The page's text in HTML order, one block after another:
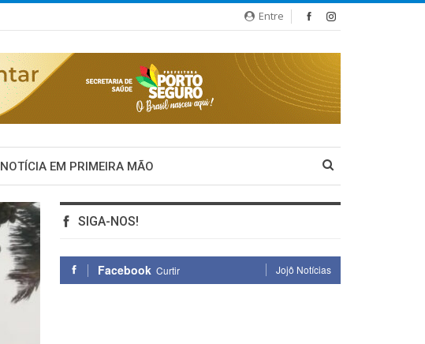
Entre
NOTÍCIA EM PRIMEIRA MÃO
SIGA-NOS!
Facebook Curtir Jojô Notícias